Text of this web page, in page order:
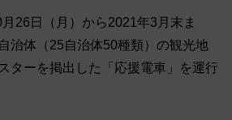
26日（月）から2021年3月末ま
治体（25自治体50種類）の観光地
ターを掲出した「応援電車」を運行